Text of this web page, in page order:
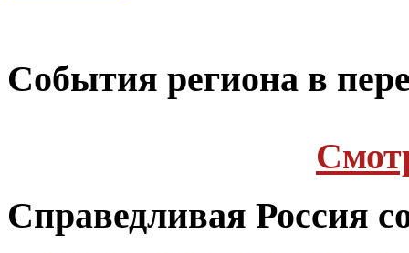
Cобытия региона в
Справедливая Россия